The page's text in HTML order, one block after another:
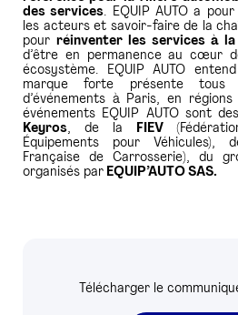
des services. EQUIP AUTO a
les acteurs et savoir-faire de la
pour réinventer les services à
d’être en permanence au cœur
écosystème. EQUIP AUTO
marque forte présente
d’événements à Paris, en
événements EQUIP AUTO sont
Keyros, de la FIEV
Équipements pour Véhicules),
Française de Carrosserie), du
organisés par EQUIP’AUTO SAS.
Télécharger le